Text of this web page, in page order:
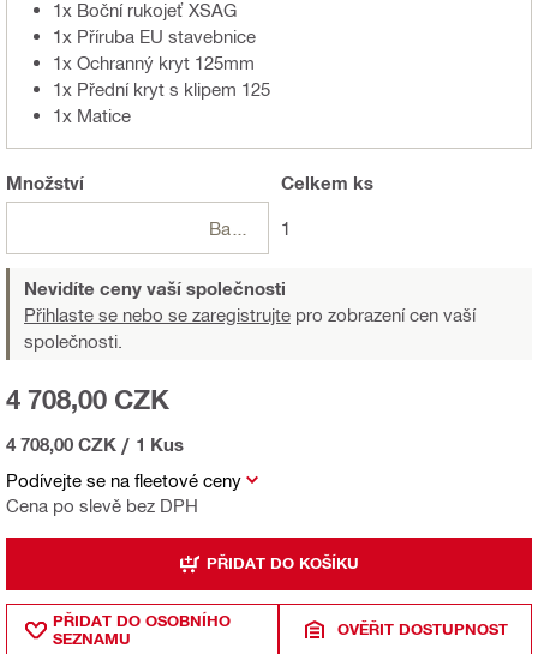
1x Boční rukojeť XSAG
1x Příruba EU stavebnice
1x Ochranný kryt 125mm
1x Přední kryt s klipem 125
1x Matice
Množství Celkem ks
1
Nevidíte ceny vaší společnosti
Přihlaste se nebo se zaregistrujte pro zobrazení cen vaší
společnosti.
Podívejte se na fleetové ceny
Cena po slevě bez DPH
4 708,00 CZK
4 708,00 CZK / 1 Kus
PŘIDAT DO KOŠÍKU
PŘIDAT DO OSOBNÍHO
SEZNAMU
OVĚŘIT DOSTUPNOST